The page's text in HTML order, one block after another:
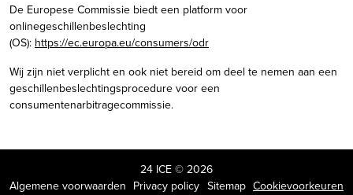
De Europese Commissie biedt een platform voor
onlinegeschillenbeslechting
(OS): https://ec.europa.eu/consumers/odr
Wij zijn niet verplicht en ook niet bereid om deel te nemen aan een
geschillenbeslechtingsprocedure voor een
consumentenarbitragecommissie.
24 ICE © 2026
Algemene voorwaarden Privacy policy Sitemap Cookievoorkeuren